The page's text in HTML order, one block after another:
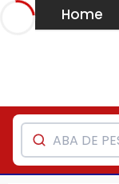
Home